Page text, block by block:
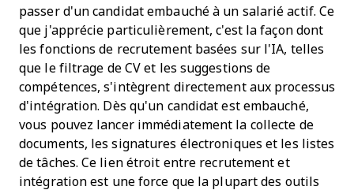
passer d'un candidat embauché à un salarié actif. Ce
que j'apprécie particulièrement, c'est la façon dont
les fonctions de recrutement basées sur l'IA, telles
que le filtrage de CV et les suggestions de
compétences, s'intègrent directement aux processus
d'intégration. Dès qu'un candidat est embauché,
vous pouvez lancer immédiatement la collecte de
documents, les signatures électroniques et les listes
de tâches. Ce lien étroit entre recrutement et
intégration est une force que la plupart des outils